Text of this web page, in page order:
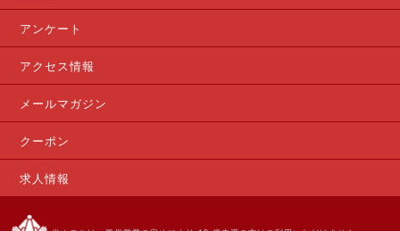
アンケート
アクセス情報
メールマガジン
クーポン
求人情報